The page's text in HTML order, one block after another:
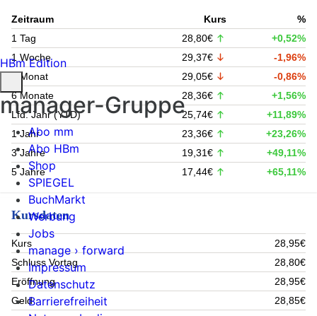
Zeitraum Kurs
%
1 Tag
28,80€
+0,52%
1 Woche
29,37€
-1,96%
1 Monat
29,05€
-0,86%
6 Monate
28,36€
+1,56%
Lfd. Jahr (YTD)
25,74€
+11,89%
1 Jahr
23,36€
+23,26%
3 Jahre
19,31€
+49,11%
5 Jahre
17,44€ +65,11%
Kursdaten
Kurs
28,95€
Schluss Vortag
28,80€
Eröffnung
28,95€
Geld
28,85€
HBm Edition
manager-Gruppe
Abo mm
Abo HBm
Shop
SPIEGEL
BuchMarkt
Werbung
Jobs
manage › forward
Impressum
Datenschutz
Barrierefreiheit